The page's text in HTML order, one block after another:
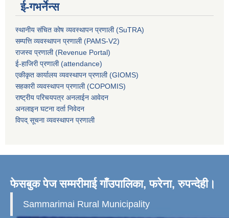
ई-गभर्नेन्स
स्थानीय संचित कोष व्यवस्थापन प्रणाली (SuTRA)
सम्पत्ति व्यवस्थापन प्रणाली (PAMS-V2)
राजस्व प्रणाली (Revenue Portal)
ई-हाजिरी प्रणाली (attendance)
एकीकृत कार्यालय व्यवस्थापन प्रणाली (GIOMS)
सहकारी व्यवस्थापन प्रणाली (COPOMIS)
राष्ट्रीय परिचयपत्र अनलाईन आवेदन
अनलाइन घटना दर्ता निवेदन
विपद् सूचना व्यवस्थापन प्रणाली
फेसबुक पेज सम्मरीमाई गाँउपालिका, फरेना, रुपन्देही।
Sammarimai Rural Municipality